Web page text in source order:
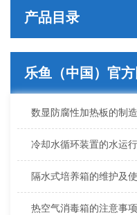
产品目录
乐鱼（中国）官
数显防腐性加热板的制
冷却水循环装置的水运
隔水式培养箱的维护及
热空气消毒箱的注意事项